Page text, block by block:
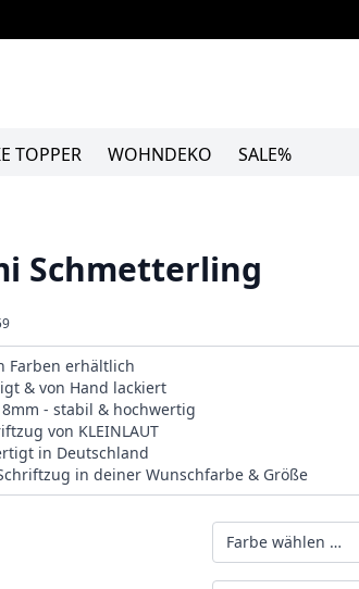
TOPPER WOHNDEKO SALE%
Schmetterling
Farben erhältlich
& von Hand lackiert
- stabil & hochwertig
von KLEINLAUT
in Deutschland
in deiner Wunschfarbe & Größe
Farbe wählen …